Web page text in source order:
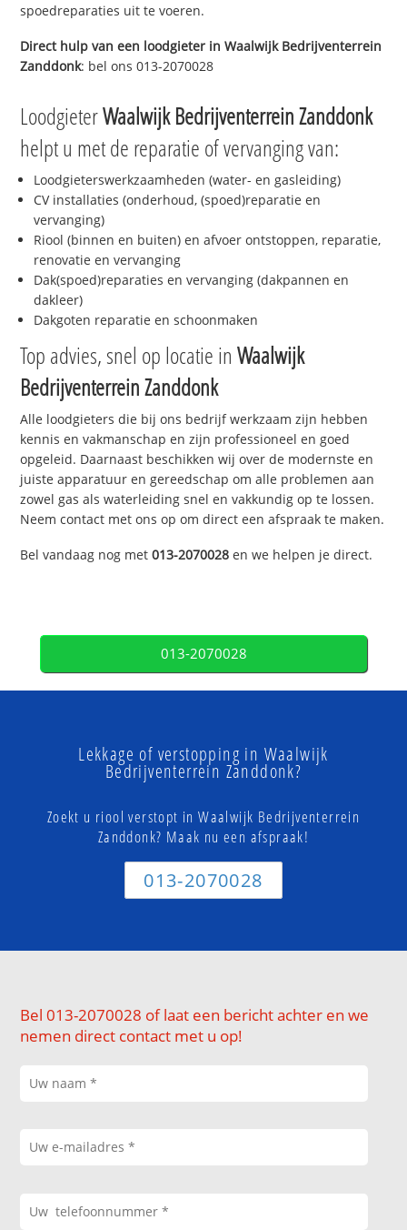
spoedreparaties uit te voeren.
Direct hulp van een loodgieter inWaalwijk Bedrijventerrein
Zanddonk: bel ons 013-2070028
LoodgieterWaalwijk Bedrijventerrein Zanddonk
helpt u met de reparatie of vervanging van:
Loodgieterswerkzaamheden (water- en gasleiding)
CV installaties (onderhoud, (spoed)reparatie en
vervanging)
Riool (binnen en buiten) en afvoer ontstoppen, reparatie,
renovatie en vervanging
Dak(spoed)reparaties en vervanging (dakpannen en
dakleer)
Dakgoten reparatie en schoonmaken
Top advies, snel op locatie inWaalwijk
Bedrijventerrein Zanddonk
Alle loodgieters die bij ons bedrijf werkzaam zijn hebben
kennis en vakmanschap en zijn professioneel en goed
opgeleid. Daarnaast beschikken wij over de modernste en
juiste apparatuur en gereedschap om alle problemen aan
zowel gas als waterleiding snel en vakkundig op te lossen.
Neem contact met ons op om direct een afspraak te maken.
Bel vandaag nog met013-2070028 en we helpen je direct.
013-2070028
Lekkage of verstopping in Waalwijk
Bedrijventerrein Zanddonk?
Zoekt u riool verstopt in Waalwijk Bedrijventerrein
Zanddonk? Maak nu een afspraak!
013-2070028
Bel 013-2070028 of laat een bericht achter en we
nemen direct contact met u op!